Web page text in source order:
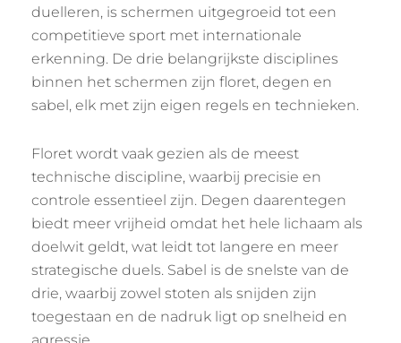
duelleren, is schermen uitgegroeid tot een
competitieve sport met internationale
erkenning. De drie belangrijkste disciplines
binnen het schermen zijn floret, degen en
sabel, elk met zijn eigen regels en technieken.
Floret wordt vaak gezien als de meest
technische discipline, waarbij precisie en
controle essentieel zijn. Degen daarentegen
biedt meer vrijheid omdat het hele lichaam als
doelwit geldt, wat leidt tot langere en meer
strategische duels. Sabel is de snelste van de
drie, waarbij zowel stoten als snijden zijn
toegestaan en de nadruk ligt op snelheid en